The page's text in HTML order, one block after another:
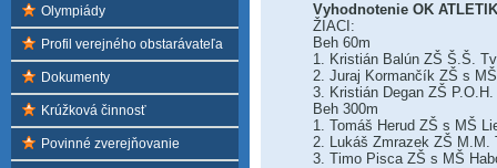
Olympiády
Profil verejného obstarávateľa
Dokumenty
Krúžková činnosť
Povinné zverejňovanie
Vyhodnotenie OK
ŽIACI:
Beh 60m
1. Kristián Balún ZŠ Š.Š.
2. Juraj Kormančík ZŠ s
3. Kristián Degan ZŠ
Beh 300m
1. Tomáš Herud ZŠ s MŠ
2. Lukáš Zmrazek ZŠ M.M.
3. Timo Pisca ZŠ s MŠ